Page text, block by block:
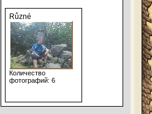
Různé
Количество
фотографий: 6